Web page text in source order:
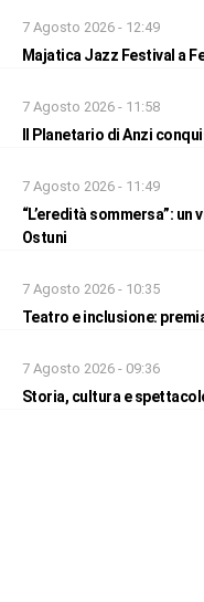
7 Agosto 2026 - 12:49
Majatica Jazz Festival a
7 Agosto 2026 - 11:58
Il Planetario di Anzi
7 Agosto 2026 - 11:49
“L’eredità sommersa”: un
Ostuni
7 Agosto 2026 - 10:35
Teatro e inclusione:
7 Agosto 2026 - 09:36
Storia, cultura e